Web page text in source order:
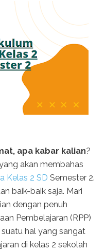
apa kabar kalian?
akan membahas
Kelas 2 SD Semester 2.
baik-baik saja. Mari
dengan penuh
Pembelajaran (RPP)
hal yang sangat
di kelas 2 sekolah